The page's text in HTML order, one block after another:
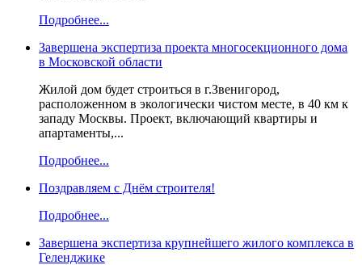
Подробнее...
Завершена экспертиза проекта многосекционного дома
в Московской области
Жилой дом будет строиться в г.Звенигород,
расположенном в экологически чистом месте, в 40 км к
западу Москвы. Проект, включающий квартиры и
апартаменты,...
Подробнее...
Поздравляем с Днём строителя!
Подробнее...
Завершена экспертиза крупнейшего жилого комплекса в
Геленджике